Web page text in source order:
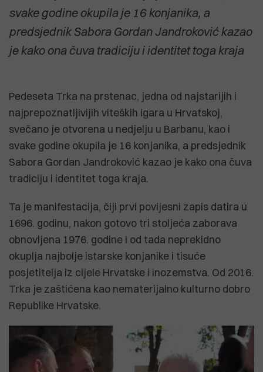
svake godine okupila je 16 konjanika, a
predsjednik Sabora Gordan Jandroković kazao
je kako ona čuva tradiciju i identitet toga kraja
Pedeseta Trka na prstenac, jedna od najstarijih i
najprepoznatljivijih viteških igara u Hrvatskoj,
svečano je otvorena u nedjelju u Barbanu, kao i
svake godine okupila je 16 konjanika, a predsjednik
Sabora Gordan Jandroković kazao je kako ona čuva
tradiciju i identitet toga kraja.
Ta je manifestacija, čiji prvi povijesni zapis datira u
1696. godinu, nakon gotovo tri stoljeća zaborava
obnovljena 1976. godine i od tada neprekidno
okuplja najbolje istarske konjanike i tisuće
posjetitelja iz cijele Hrvatske i inozemstva. Od 2016.
Trka je zaštićena kao nematerijalno kulturno dobro
Republike Hrvatske.